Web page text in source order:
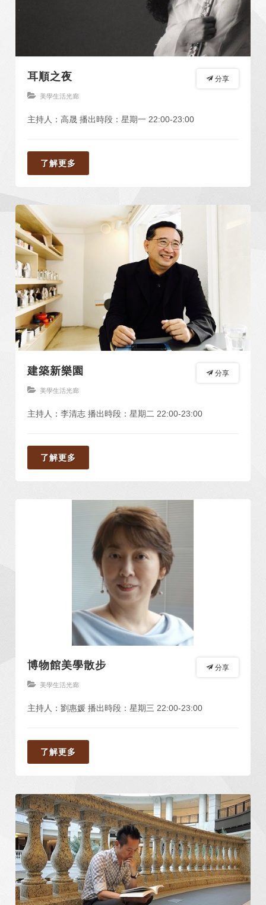
分享
耳順之夜
美學生活光廊
主持人：高晟 播出時段：星期一 22:00-23:00
了解更多
分享
建築新樂園
美學生活光廊
主持人：李清志 播出時段：星期二 22:00-23:00
了解更多
分享
博物館美學散步
美學生活光廊
主持人：劉惠媛 播出時段：星期三 22:00-23:00
了解更多